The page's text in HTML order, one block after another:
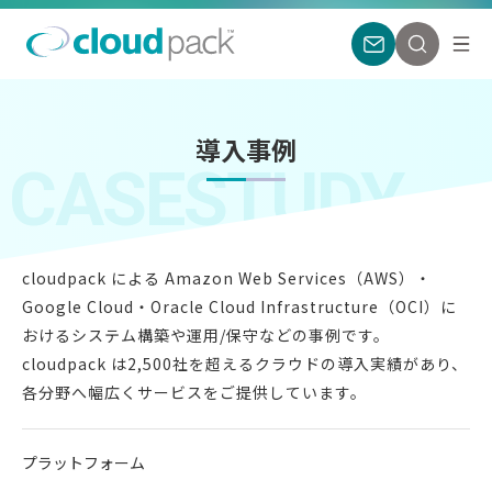
導入事例
CASESTUDY
cloudpack による Amazon Web Services（AWS）・
Google Cloud・ Oracle Cloud Infrastructure（OCI）に
おけるシステム構築や運用/保守などの事例です。
cloudpack は2,500社を超えるクラウドの導入実績があり、
各分野へ幅広くサービスをご提供しています。
プラットフォーム